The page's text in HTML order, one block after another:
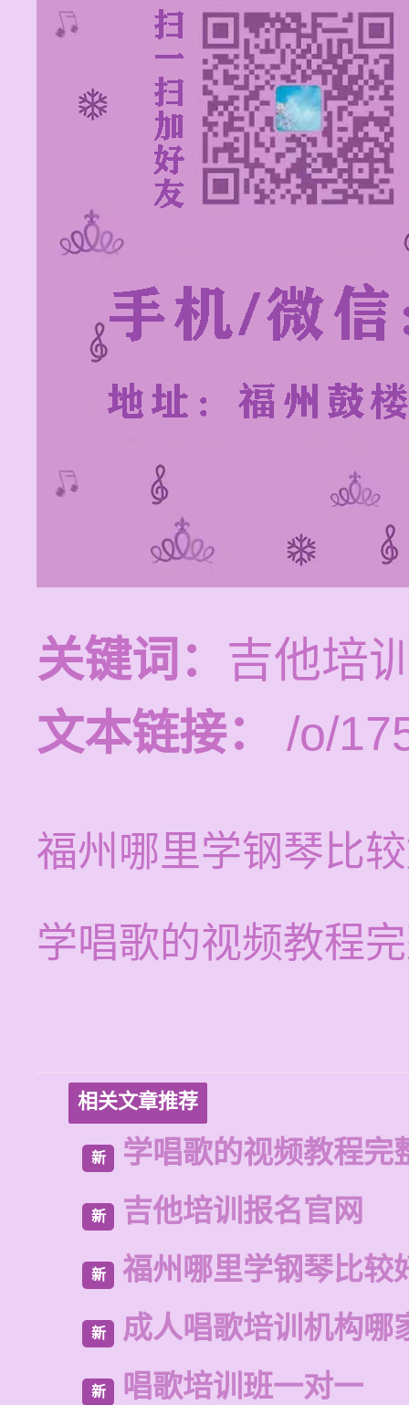
关键词： 吉他培
文本链接：
/o/
福州哪里学钢琴比
学唱歌的视频教程
相关文章推荐
新 学唱歌的视频教程完
新 吉他培训报名官网
新 福州哪里学钢琴比较
新 成人唱歌培训机构哪
新 唱歌培训班一对一